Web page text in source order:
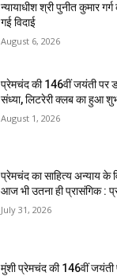
न्यायाधीश श्री पुनीत कुमार
गई विदाई
August 6, 2026
प्रेमचंद की 146वीं जयंती पर
संध्या, लिटरेरी क्लब का हुआ
August 1, 2026
प्रेमचंद का साहित्य अन्याय के
आज भी उतना ही प्रासंगिक :
July 31, 2026
मुंशी प्रेमचंद की 146वीं जयंती